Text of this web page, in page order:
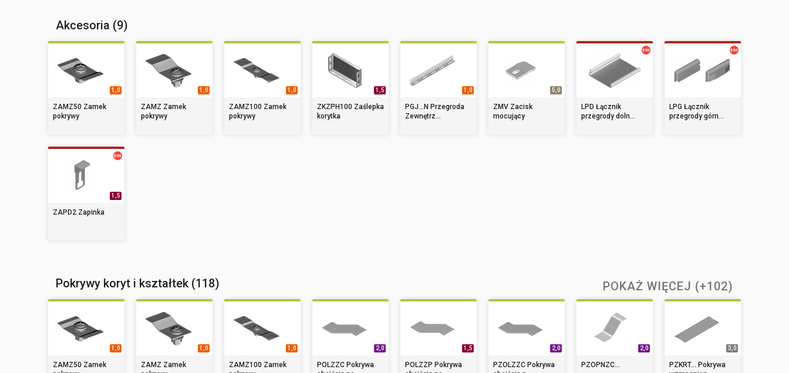
Akcesoria (9)
1,0
ZAMZ50 Zamek
pokrywy
1,0
ZAMZ Zamek
pokrywy
1,0
ZAMZ100 Zamek
pokrywy
1,5
ZKZPH100 Zaślepka
korytka
1,0
PGJ...N Przegroda
Zewnętrz...
5,0
ZMV Zacisk
mocujący
LPD Łącznik
przegrody doln...
LPG Łącznik
przegrody górn...
1,5
ZAPD2 Zapinka
Pokrywy koryt i kształtek (118) POKAŻ WIĘCEJ (+102)
1,0
ZAMZ50 Zamek
1,0
ZAMZ Zamek
1,0
ZAMZ100 Zamek
2,0
POLZZC Pokrywa
1,5
POLZZP Pokrywa
2,0
PZOLZZC Pokrywa
2,0
PZOPNZC...
3,0
PZKRT... Pokrywa